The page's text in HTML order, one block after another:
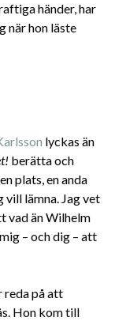
händer, har
när hon läste
lyckas än
berätta och
plats, en anda
vill lämna. Jag vet
vad än Wilhelm
– och dig – att
reda på att
Hon kom till